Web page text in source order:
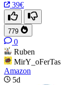
39€
779
0
Ruben
MirY_oFerTas
Amazon
5d